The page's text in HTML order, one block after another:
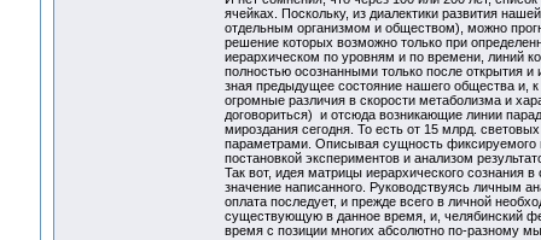
ячейках. Поскольку, из диалектики развития
отдельным организмом и обществом), можно
решение которых возможно только при
иерархическом по уровням и по времени, линий
полностью осознанными только после открытия
зная предыдущее состояние нашего общества и,
огромные различия в скорости метаболизма и
договориться) и отсюда возникающие линии
мироздания сегодня. То есть от 15 млрд.
параметрами. Описывая сущность фиксируемого
постановкой экспериментов и анализом
Так вот, идея матрицы иерархического
значение написанного. Руководствуясь личным
оплата последует, и прежде всего в личной
существующую в данное время, и, челябинский
время с позиции многих абсолютно по-разному